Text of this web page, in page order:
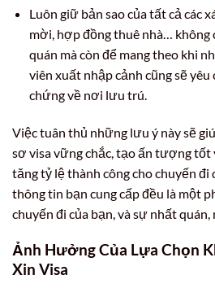
Luôn giữ bản sao của tất cả các
mời, hợp đồng thuê nhà… không
quán mà còn để mang theo khi
viên xuất nhập cảnh cũng sẽ
chứng về nơi lưu trú.
Việc tuân thủ những lưu ý này sẽ
sơ visa vững chắc, tạo ấn tượng tốt
tăng tỷ lệ thành công cho chuyến đi
thông tin bạn cung cấp đều là một
chuyến đi của bạn, và sự nhất quán,
Ảnh Hưởng Của Lựa Chọn
Xin Visa